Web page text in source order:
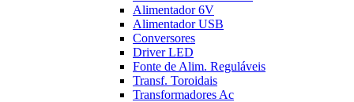
Alimentador 6V
Alimentador USB
Conversores
Driver LED
Fonte de Alim. Reguláveis
Transf. Toroidais
Transformadores Ac